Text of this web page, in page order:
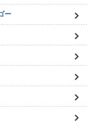
ー